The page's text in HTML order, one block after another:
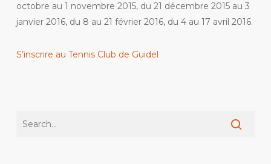
octobre au 1 novembre 2015, du 21 décembre 2015 au 3
janvier 2016, du 8 au 21 février 2016, du 4 au 17 avril 2016.
S’inscrire au Tennis Club de Guidel